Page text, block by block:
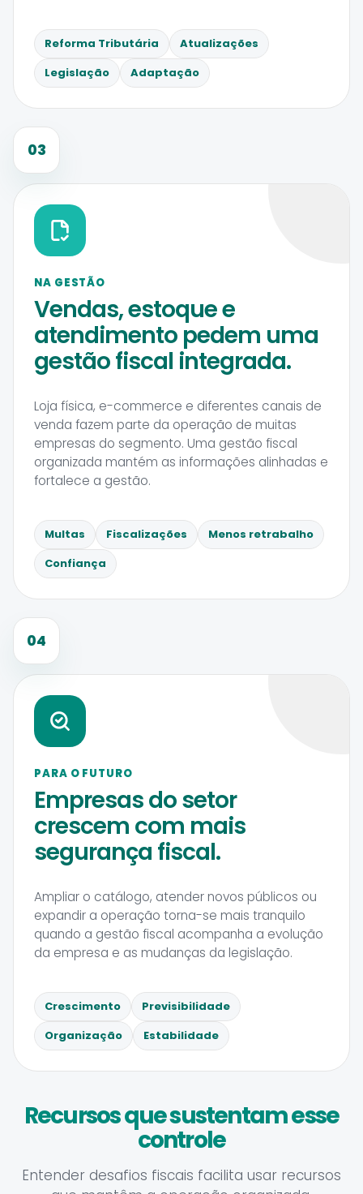
Reforma Tributária
Atualizações
Legislação
Adaptação
03
NA GESTÃO
Vendas, estoque e
atendimento pedem uma
gestão fiscal integrada.
Loja física, e-commerce e diferentes canais de
venda fazem parte da operação de muitas
empresas do segmento. Uma gestão fiscal
organizada mantém as informações alinhadas e
fortalece a gestão.
Multas Fiscalizações
Menos retrabalho
Confiança
04
PARA O FUTURO
Empresas do setor
crescem com mais
segurança fiscal.
Ampliar o catálogo, atender novos públicos ou
expandir a operação torna-se mais tranquilo
quando a gestão fiscal acompanha a evolução
da empresa e as mudanças da legislação.
Crescimento
Previsibilidade
Organização
Estabilidade
Recursos que sustentam esse
controle
Entender desafios fiscais facilita usar recursos